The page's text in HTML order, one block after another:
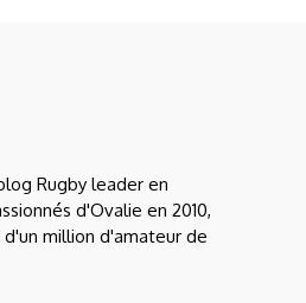
Rugby leader en
d'Ovalie en 2010,
million d'amateur de